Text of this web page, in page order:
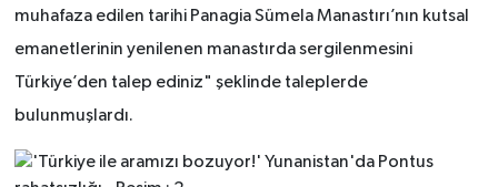
muhafaza edilen tarihi Panagia Sümela Manastırı’nın kutsal
emanetlerinin yenilenen manastırda sergilenmesini
Türkiye’den talep ediniz" şeklinde taleplerde
bulunmuşlardı.